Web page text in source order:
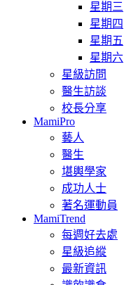
星期三
星期四
星期五
星期六
星級訪問
醫生訪談
校長分享
MamiPro
藝人
醫生
堪輿學家
成功人士
著名運動員
MamiTrend
每週好去處
星級追縱
最新資訊